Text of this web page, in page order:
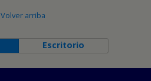
Volver arriba
Escritorio